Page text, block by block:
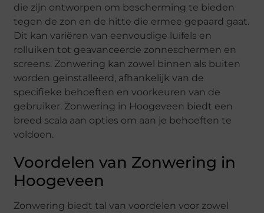
die zijn ontworpen om bescherming te bieden
tegen de zon en de hitte die ermee gepaard gaat.
Dit kan variëren van eenvoudige luifels en
rolluiken tot geavanceerde zonneschermen en
screens. Zonwering kan zowel binnen als buiten
worden geïnstalleerd, afhankelijk van de
specifieke behoeften en voorkeuren van de
gebruiker. Zonwering in Hoogeveen biedt een
breed scala aan opties om aan je behoeften te
voldoen.
Voordelen van Zonwering in
Hoogeveen
Zonwering biedt tal van voordelen voor zowel